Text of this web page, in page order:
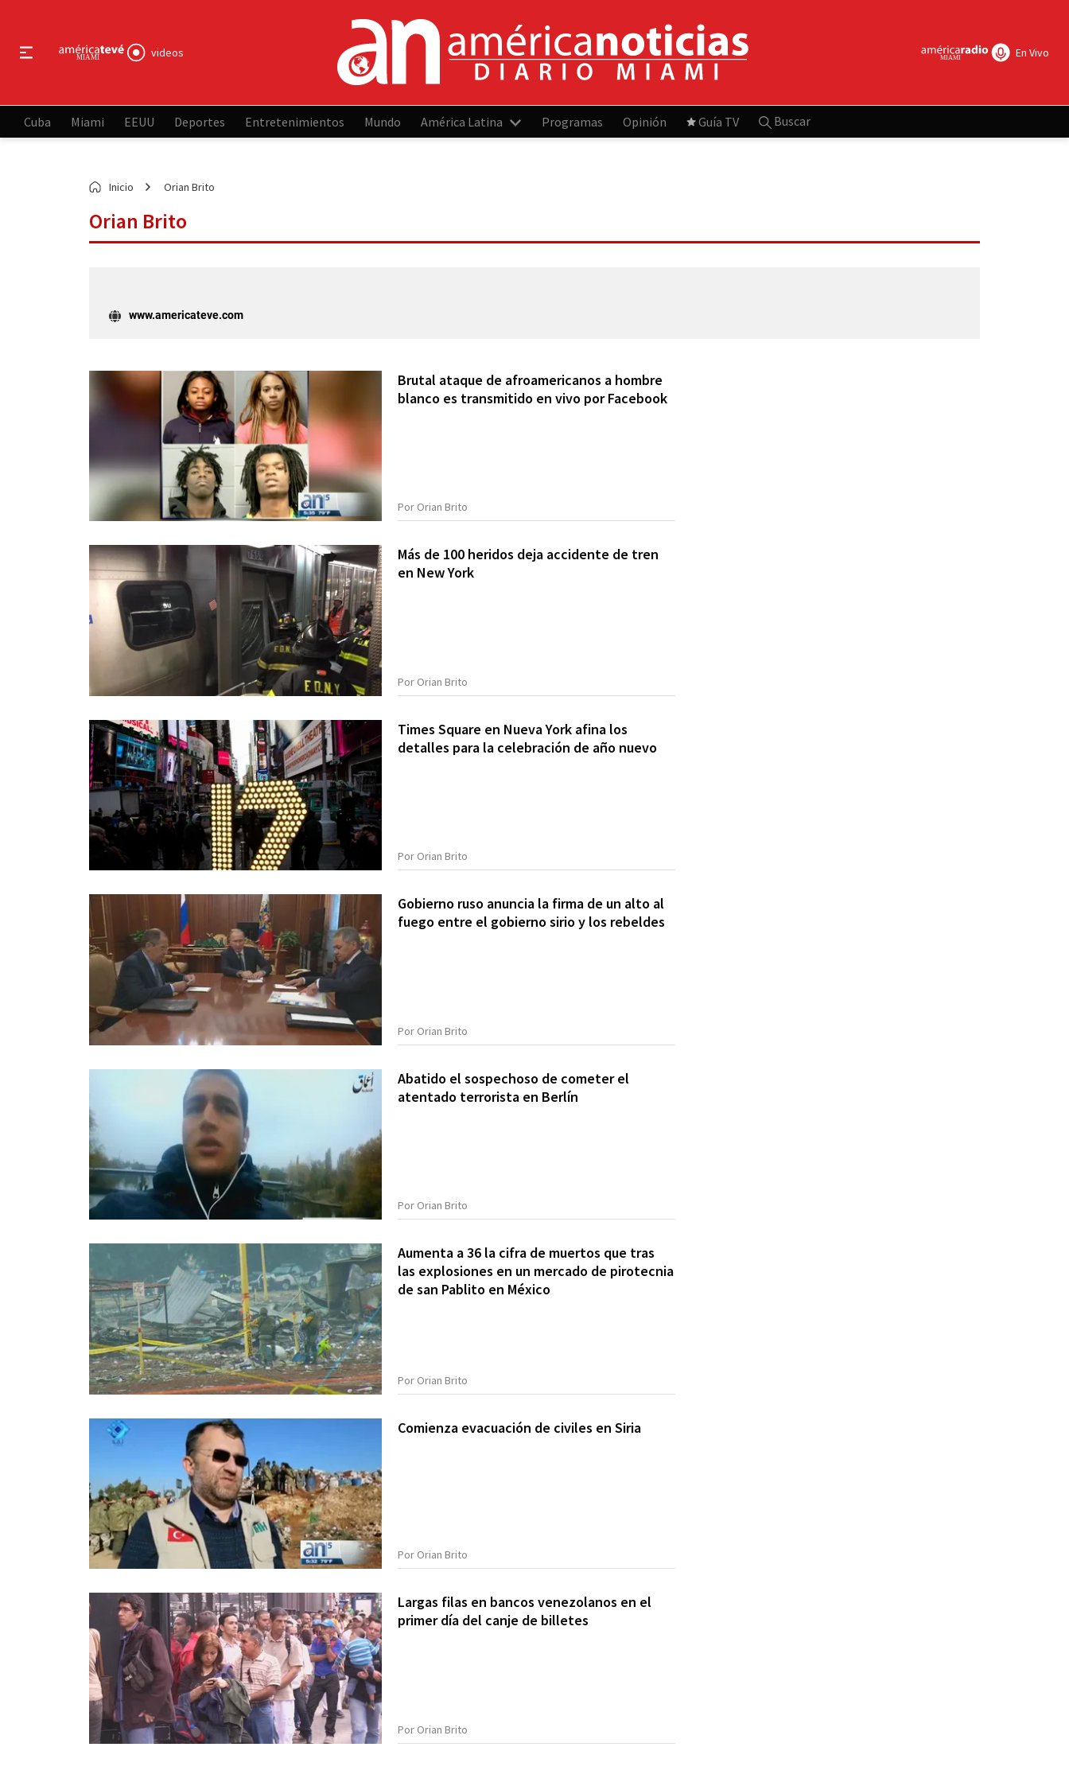
videos En Vivo
Cuba Miami EEUU Deportes Entretenimientos Mundo América Latina Programas Opinión Guía TV Buscar
Inicio Orian Brito
Orian Brito
www.americateve.com
Brutal ataque de afroamericanos a hombre
blanco es transmitido en vivo por Facebook
Por Orian Brito
Más de 100 heridos deja accidente de tren
en New York
Por Orian Brito
Times Square en Nueva York afina los
detalles para la celebración de año nuevo
Por Orian Brito
Gobierno ruso anuncia la firma de un alto al
fuego entre el gobierno sirio y los rebeldes
Por Orian Brito
Abatido el sospechoso de cometer el
atentado terrorista en Berlín
Por Orian Brito
Aumenta a 36 la cifra de muertos que tras
las explosiones en un mercado de pirotecnia
de san Pablito en México
Por Orian Brito
Comienza evacuación de civiles en Siria
Por Orian Brito
Largas filas en bancos venezolanos en el
primer día del canje de billetes
Por Orian Brito